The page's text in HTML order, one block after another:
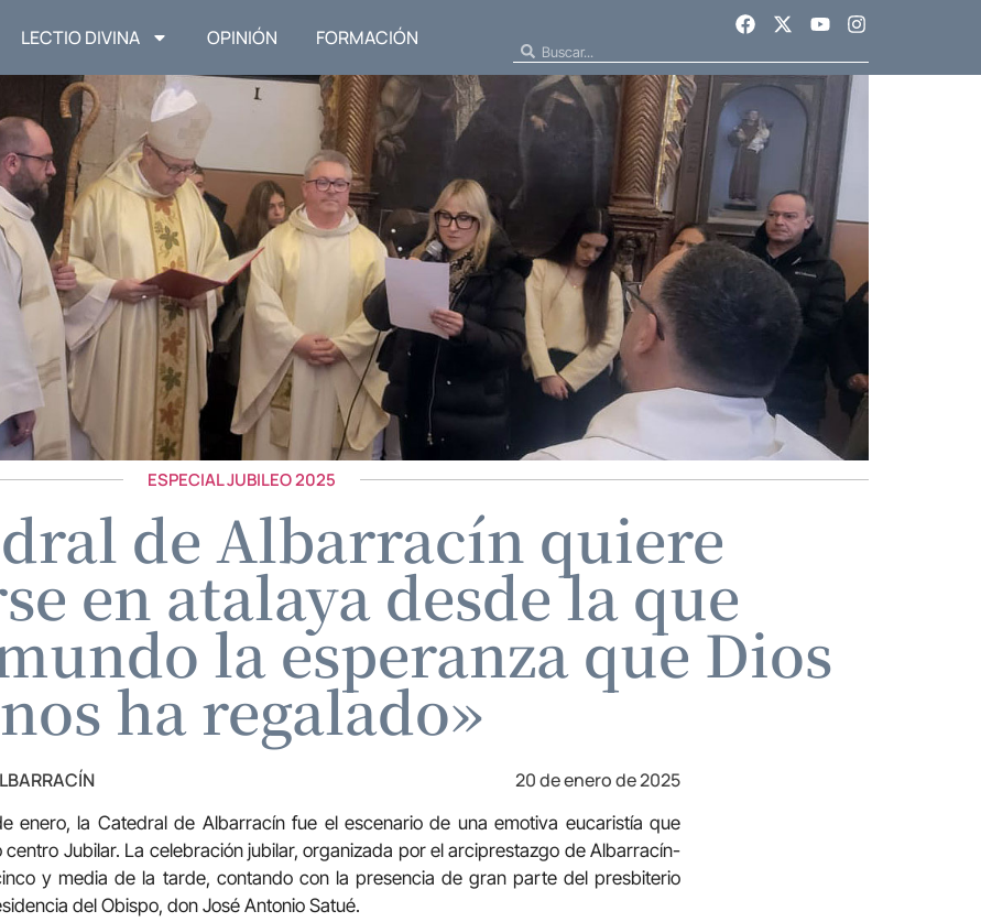
LECTIO DIVINA OPINIÓN FORMACIÓN
ESPECIAL JUBILEO 2025
de Albarracín quiere
en atalaya desde la que
la esperanza que Dios
nos ha regalado»
20 de enero de 2025
enero, la Catedral de Albarracín fue el escenario de una emotiva eucaristía que
Jubilar. La celebración jubilar, organizada por el arciprestazgo de Albarracín-
y media de la tarde, contando con la presencia de gran parte del presbiterio
del Obispo, don José Antonio Satué.